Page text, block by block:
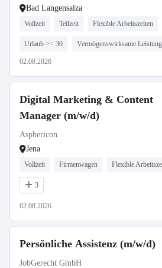
Bad Langensalza
Vollzeit Teilzeit Flexible Arbeitszeiten
Urlaub >= 30 Vermögenswirksame Leistung
02.08.2026
Digital Marketing & Content
Manager (m/w/d)
Asphericon
Jena
Vollzeit Firmenwagen Flexible
3
02.08.2026
Persönliche Assistenz (m/w/d)
JobGerecht GmbH